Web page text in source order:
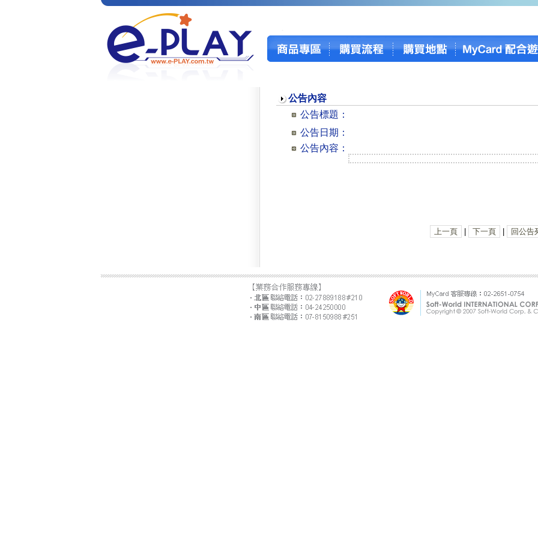
公告內容
公告標題：
公告日期：
公告內容：
上一頁 下一頁 回公告